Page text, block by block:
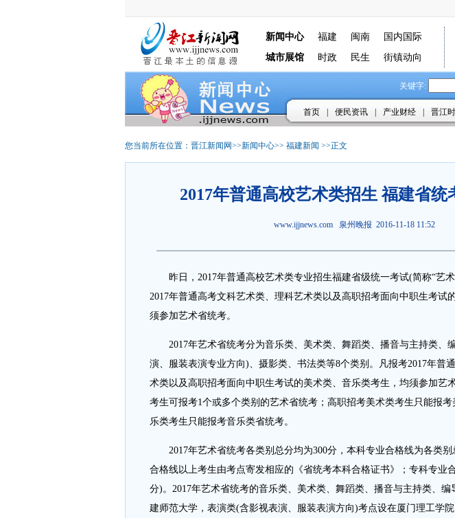
新闻中心 福建 闽南
国内国际
城市展馆
时政 民生 街镇动向
关键字:
首页 便民资讯 产业财经 晋江
您当前所在位置： 晋江新闻网>>新闻中心>> 福建新闻 >>正文
2017年普通高校艺术类招生 福建省统
www.ijjnews.com 泉州晚报 2016-11-18 11:52
昨日，2017年普通高校艺术类专业招生福建省级统一考试(简称“艺
2017年普通高考文科艺术类、理科艺术类以及高职招考面向中职生考试
须参加艺术省统考。
2017年艺术省统考分为音乐类、美术类、舞蹈类、播音与主持类、
演、服装表演专业方向)、摄影类、书法类等8个类别。凡报考2017年普
术类以及高职招考面向中职生考试的美术类、音乐类考生，均须参加艺
考生可报考1个或多个类别的艺术省统考；高职招考美术类考生只能报
乐类考生只能报考音乐类省统考。
2017年艺术省统考各类别总分均为300分，本科专业合格线为各类别
合格线以上考生由考点寄发相应的《省统考本科合格证书》；专科专业
分)。2017年艺术省统考的音乐类、美术类、舞蹈类、播音与主持类、编
建师范大学，表演类(含影视表演、服装表演方向)考点设在厦门理工学